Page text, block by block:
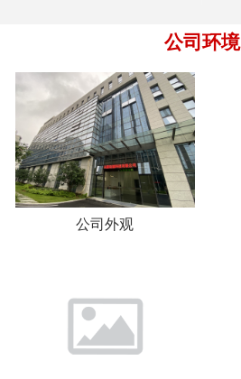
公司环境
公司外观